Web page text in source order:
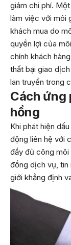
giảm chi phí.
làm việc với môi
khách mua do
quyền lợi của
chính khách
thất bại giao
lan truyền trong
Cách ứng
hồng
Khi phát hiện
động liên hệ với
đầy đủ công môi
đồng dịch vụ, tin
giới khẳng định